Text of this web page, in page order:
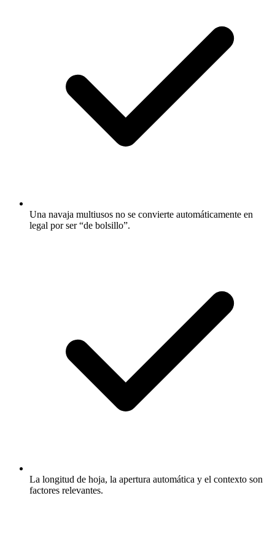
Una navaja multiusos no se convierte automáticamente en
legal por ser “de bolsillo”.
La longitud de hoja, la apertura automática y el contexto son
factores relevantes.